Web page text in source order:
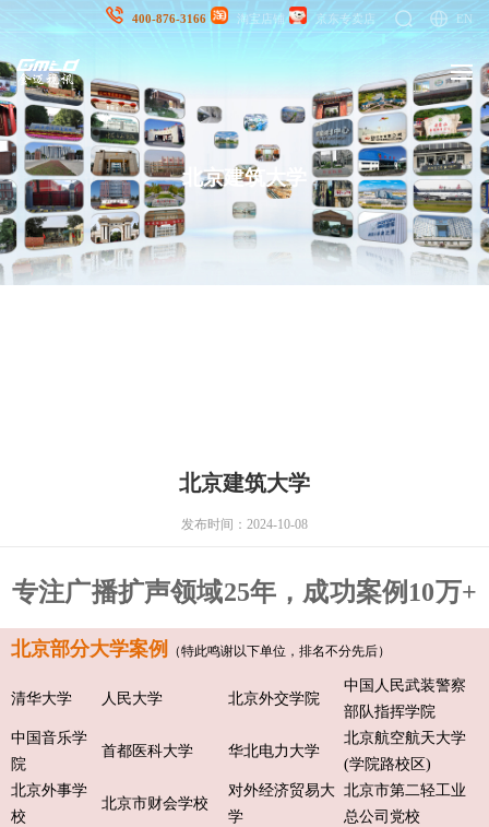
400-876-3166 淘宝店铺 京东专卖店 EN
北京建筑大学
北京建筑大学
发布时间：2024-10-08
专注广播扩声领域25年，成功案例10万+
北京部分大学案例 （特此鸣谢以下单位，排名不分先后）
清华大学 人民大学 北京外交学院
中国人民武装警察
部队指挥学院
中国音乐学
院
首都医科大学 华北电力大学
北京航空航天大学
(学院路校区)
北京外事学
校
北京市财会学校
对外经济贸易大
学
北京市第二轻工业
总公司党校